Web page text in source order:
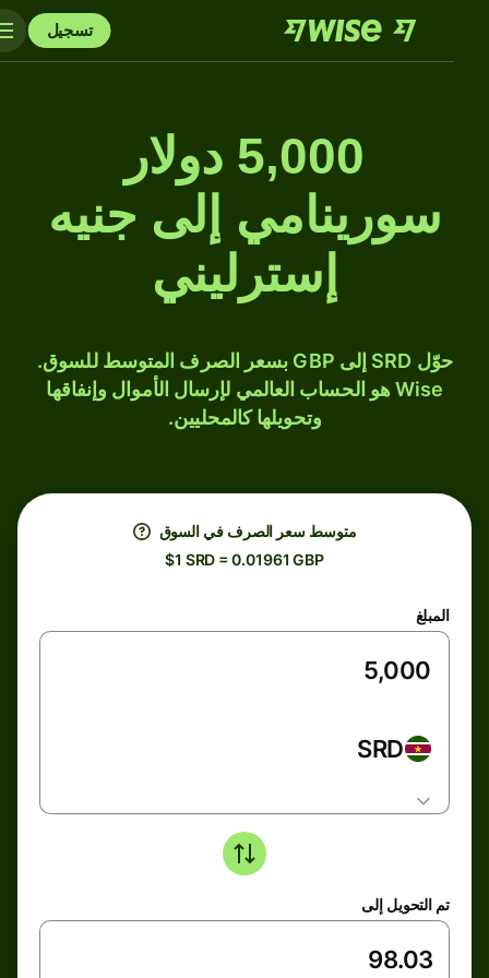
تسجيل
5,000 دولار
سورينامي إلى جنيه
إسترليني
حوّل SRD إلى GBP بسعر الصرف المتوسط للسوق.
Wise هو الحساب العالمي لإرسال الأموال وإنفاقها
وتحويلها كالمحليين.
متوسط ​​سعر الصرف في السوق
$1 SRD = 0.01961 GBP
المبلغ
SRD
تم التحويل إلى